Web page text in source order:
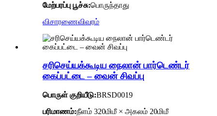
மேற்பரப்பு பூச்சு:பொருந்தாது
விசாரணைவிவரம்
சரிசெய்யக்கூடிய நைலான் பார்டெண்டர்
கைப்பட்டை – வைன் சிவப்பு
பொருள் குறியீடு:BRSD0019
பரிமாணம்:நீளம் 320மிமீ × அகலம் 20மிமீ